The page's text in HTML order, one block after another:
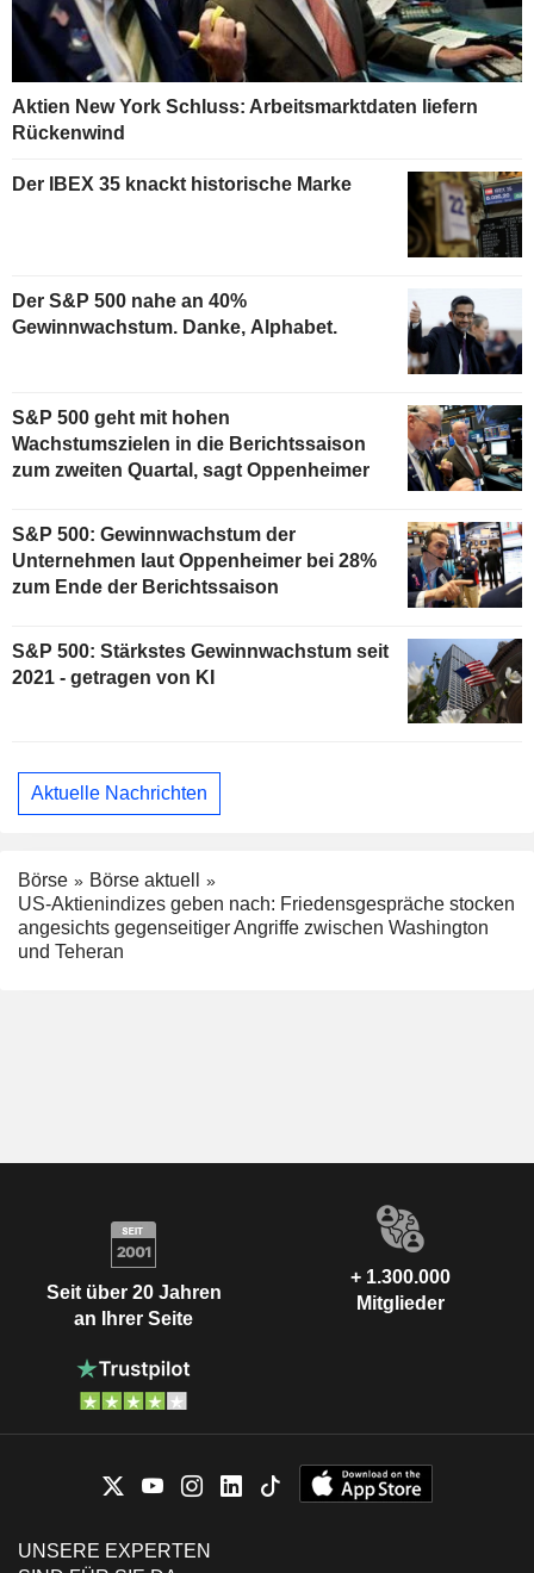
Aktien New York Schluss: Arbeitsmarktdaten liefern
Rückenwind
Der IBEX 35 knackt historische Marke
Der S&P 500 nahe an 40%
Gewinnwachstum. Danke, Alphabet.
S&P 500 geht mit hohen
Wachstumszielen in die Berichtssaison
zum zweiten Quartal, sagt Oppenheimer
S&P 500: Gewinnwachstum der
Unternehmen laut Oppenheimer bei 28%
zum Ende der Berichtssaison
S&P 500: Stärkstes Gewinnwachstum seit
2021 - getragen von KI
Aktuelle Nachrichten
Börse
Börse aktuell
US-Aktienindizes geben nach: Friedensgespräche stocken
angesichts gegenseitiger Angriffe zwischen Washington
und Teheran
Seit über 20 Jahren
an Ihrer Seite
+ 1.300.000
Mitglieder
UNSERE EXPERTEN